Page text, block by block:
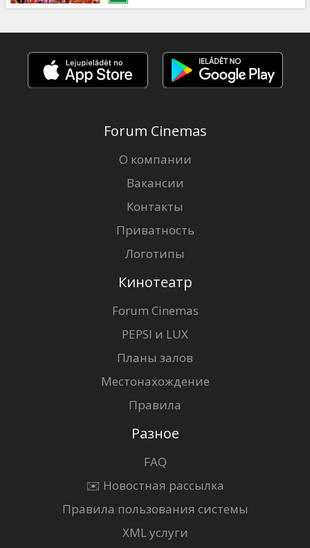
Клуб
Forum Cinemas
О компании
Вакансии
Контакты
Приватность
Логотипы
Кинотеатр
Forum Cinemas
PEPSI и LUX
Планы залов
Местонахождение
Правила
Разное
FAQ
✉️ Новостная рассылка
Правила пользования системы
XML услуги